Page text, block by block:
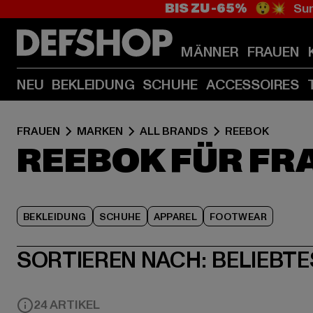
BIS ZU -65% 😲💥
MÄNNER FRAUEN
NEU BEKLEIDUNG SCHUHE ACCESSOIRES
FRAUEN MARKEN ALL BRANDS REEBOK
REEBOK FÜR
BEKLEIDUNG SCHUHE APPAREL FOOTWEAR
SORTIEREN NACH:
24 ARTIKEL